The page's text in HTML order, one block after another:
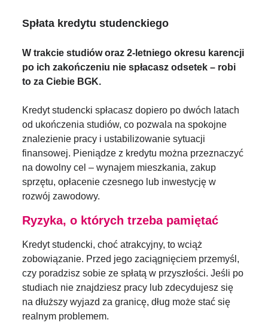
Spłata kredytu studenckiego
W trakcie studiów oraz 2-letniego okresu karencji
po ich zakończeniu nie spłacasz odsetek – robi
to za Ciebie BGK.
Kredyt studencki spłacasz dopiero po dwóch latach
od ukończenia studiów, co pozwala na spokojne
znalezienie pracy i ustabilizowanie sytuacji
finansowej. Pieniądze z kredytu można przeznaczyć
na dowolny cel – wynajem mieszkania, zakup
sprzętu, opłacenie czesnego lub inwestycję w
rozwój zawodowy.
Ryzyka, o których trzeba pamiętać
Kredyt studencki, choć atrakcyjny, to wciąż
zobowiązanie. Przed jego zaciągnięciem przemyśl,
czy poradzisz sobie ze spłatą w przyszłości. Jeśli po
studiach nie znajdziesz pracy lub zdecydujesz się
na dłuższy wyjazd za granicę, dług może stać się
realnym problemem.